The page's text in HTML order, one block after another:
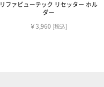
リファビューテック リセッター ホル
ダー
￥3,960 [税込]